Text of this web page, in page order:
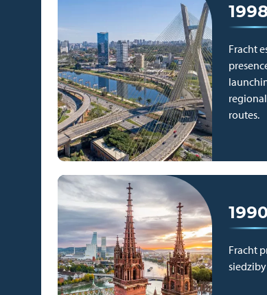
1998
Fracht
routes.
1990
Fracht